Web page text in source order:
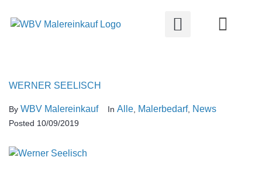
WERNER SEELISCH
By WBV Malereinkauf In Alle Malerbedarf, News
Posted 10/09/2019